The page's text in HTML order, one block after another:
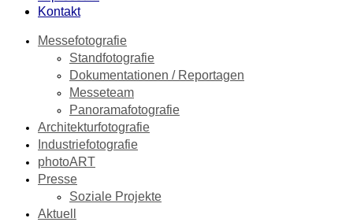
Kontakt
Messefotografie
Standfotografie
Dokumentationen / Reportagen
Messeteam
Panoramafotografie
Architekturfotografie
Industriefotografie
photoART
Presse
Soziale Projekte
Aktuell